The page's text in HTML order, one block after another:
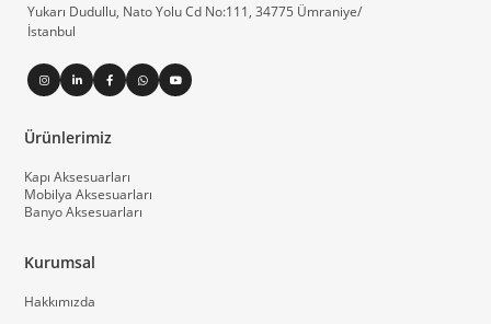
Yukarı Dudullu, Nato Yolu Cd No:111, 34775 Ümraniye/
İstanbul
Ürünlerimiz
Kapı Aksesuarları
Mobilya Aksesuarları
Banyo Aksesuarları
Kurumsal
Hakkımızda